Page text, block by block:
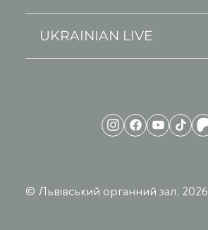
© Львівський органний зал, 2026
UKRAINIAN LIVE